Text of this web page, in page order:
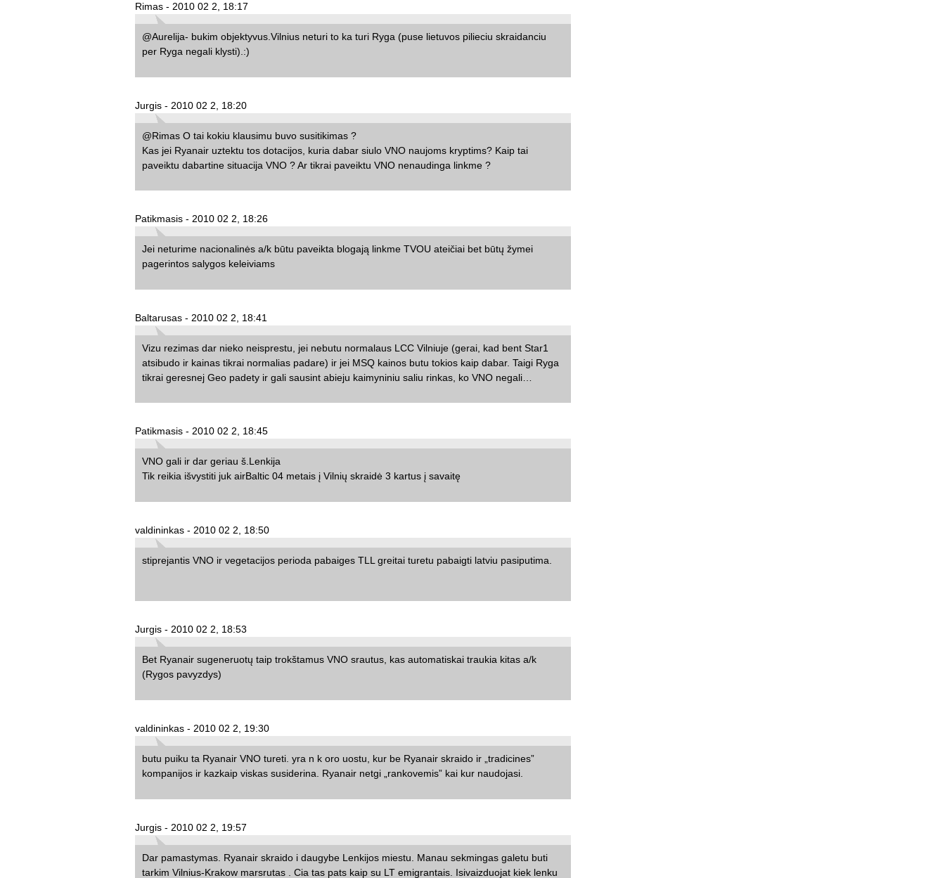
Rimas - 2010 02 2, 18:17
@Aurelija- bukim objektyvus.Vilnius neturi to ka turi Ryga (puse lietuvos pilieciu skraidanciu
per Ryga negali klysti).:)
Jurgis - 2010 02 2, 18:20
@Rimas O tai kokiu klausimu buvo susitikimas ?
Kas jei Ryanair uztektu tos dotacijos, kuria dabar siulo VNO naujoms kryptims? Kaip tai
paveiktu dabartine situacija VNO ? Ar tikrai paveiktu VNO nenaudinga linkme ?
Patikmasis - 2010 02 2, 18:26
Jei neturime nacionalinės a/k būtu paveikta blogają linkme TVOU ateičiai bet būtų žymei
pagerintos salygos keleiviams
Baltarusas - 2010 02 2, 18:41
Vizu rezimas dar nieko neisprestu, jei nebutu normalaus LCC Vilniuje (gerai, kad bent Star1
atsibudo ir kainas tikrai normalias padare) ir jei MSQ kainos butu tokios kaip dabar. Taigi Ryga
tikrai geresnej Geo padety ir gali sausint abieju kaimyniniu saliu rinkas, ko VNO negali…
Patikmasis - 2010 02 2, 18:45
VNO gali ir dar geriau š.Lenkija
Tik reikia išvystiti juk airBaltic 04 metais į Vilnių skraidė 3 kartus į savaitę
valdininkas - 2010 02 2, 18:50
stiprejantis VNO ir vegetacijos perioda pabaiges TLL greitai turetu pabaigti latviu pasiputima.
Jurgis - 2010 02 2, 18:53
Bet Ryanair sugeneruotų taip trokštamus VNO srautus, kas automatiskai traukia kitas a/k
(Rygos pavyzdys)
valdininkas - 2010 02 2, 19:30
butu puiku ta Ryanair VNO tureti. yra n k oro uostu, kur be Ryanair skraido ir „tradicines”
kompanijos ir kazkaip viskas susiderina. Ryanair netgi „rankovemis” kai kur naudojasi.
Jurgis - 2010 02 2, 19:57
Dar pamastymas. Ryanair skraido i daugybe Lenkijos miestu. Manau sekmingas galetu buti
tarkim Vilnius-Krakow marsrutas . Cia tas pats kaip su LT emigrantais. Isivaizduojat kiek lenku